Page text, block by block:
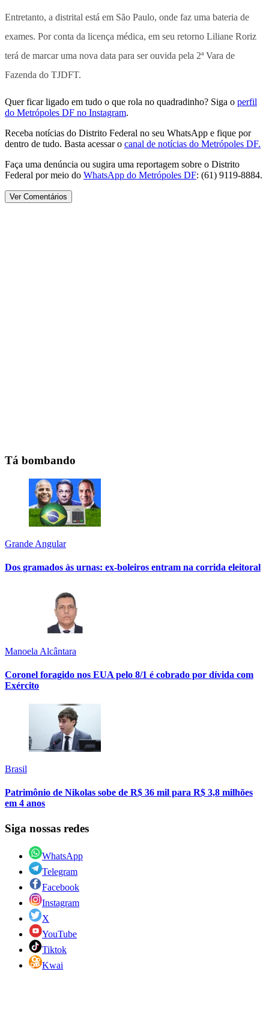
Entretanto, a distrital está em São Paulo, onde faz uma bateria de
exames. Por conta da licença médica, em seu retorno Liliane Roriz
terá de marcar uma nova data para ser ouvida pela 2ª Vara de
Fazenda do TJDFT.
Quer ficar ligado em tudo o que rola no quadradinho? Siga o perfil
do Metrópoles DF no Instagram.
Receba notícias do Distrito Federal no seu WhatsApp e fique por
dentro de tudo. Basta acessar o canal de notícias do Metrópoles DF.
Faça uma denúncia ou sugira uma reportagem sobre o Distrito
Federal por meio do WhatsApp do Metrópoles DF: (61) 9119-8884.
Ver Comentários
Tá bombando
Grande Angular
Dos gramados às urnas: ex-boleiros entram na corrida eleitoral
Manoela Alcântara
Coronel foragido nos EUA pelo 8/1 é cobrado por dívida com
Exército
Brasil
Patrimônio de Nikolas sobe de R$ 36 mil para R$ 3,8 milhões
em 4 anos
Siga nossas redes
WhatsApp
Telegram
Facebook
Instagram
X
YouTube
Tiktok
Kwai